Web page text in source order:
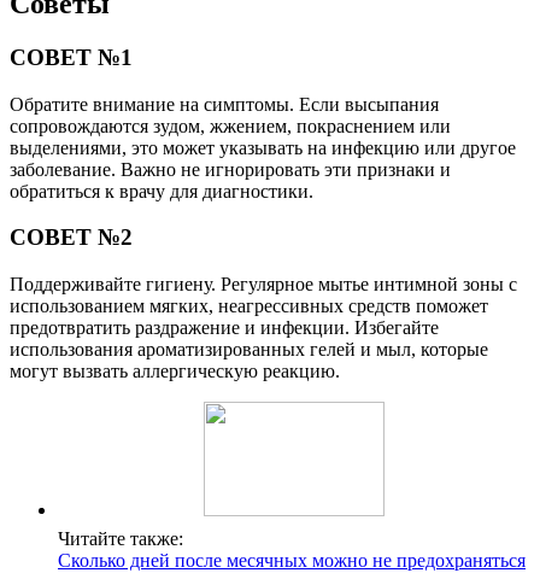
СОВЕТ №1
Обратите внимание на симптомы. Если высыпания
сопровождаются зудом, жжением, покраснением или
выделениями, это может указывать на инфекцию или другое
заболевание. Важно не игнорировать эти признаки и
обратиться к врачу для диагностики.
СОВЕТ №2
Поддерживайте гигиену. Регулярное мытье интимной зоны с
использованием мягких, неагрессивных средств поможет
предотвратить раздражение и инфекции. Избегайте
использования ароматизированных гелей и мыл, которые
могут вызвать аллергическую реакцию.
Читайте также:
Сколько дней после месячных можно не предохраняться